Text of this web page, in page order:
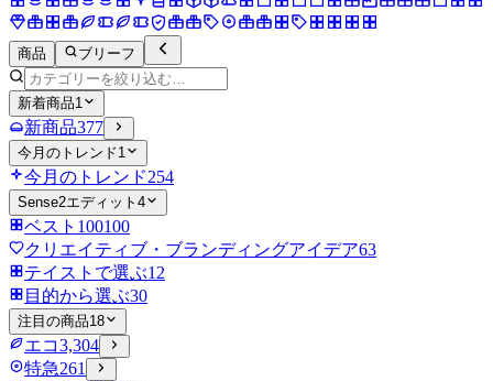
商品 ブリーフ
新着商品1
新商品377
今月のトレンド1
今月のトレンド254
Sense2エディット 4
ベスト100100
クリエイティブ・ブランディングアイデア63
テイストで選ぶ12
目的から選ぶ30
注目の商品18
エコ3,304
特急261